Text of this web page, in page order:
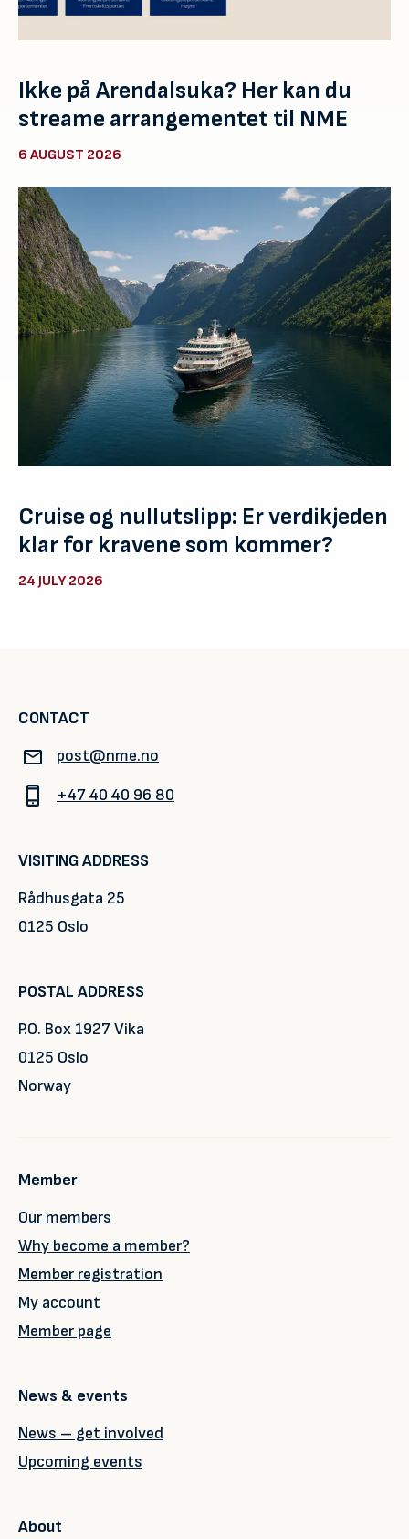
Ikke på Arendalsuka? Her kan du
streame arrangementet til NME
6 AUGUST 2026
Cruise og nullutslipp: Er verdikjeden
klar for kravene som kommer?
24 JULY 2026
CONTACT
post@nme.no
+47 40 40 96 80
VISITING ADDRESS
Rådhusgata 25
0125 Oslo
POSTAL ADDRESS
P.O. Box 1927 Vika
0125 Oslo
Norway
Member
Our members
Why become a member?
Member registration
My account
Member page
News & events
News – get involved
Upcoming events
About